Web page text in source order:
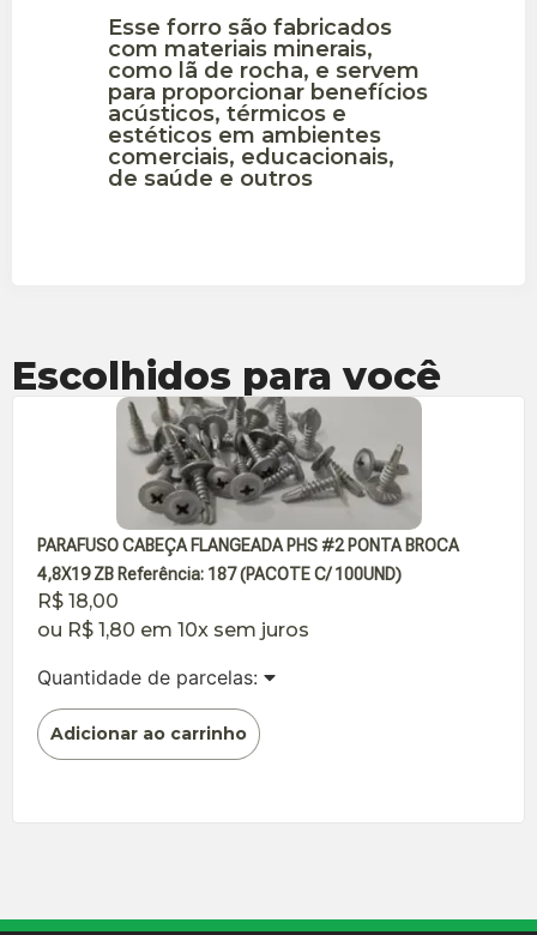
Esse forro são fabricados
com materiais minerais,
como lã de rocha, e servem
para proporcionar benefícios
acústicos, térmicos e
estéticos em ambientes
comerciais, educacionais,
de saúde e outros
Escolhidos para você
PARAFUSO CABEÇA FLANGEADA PHS #2 PONTA BROCA
4,8X19 ZB Referência: 187 (PACOTE C/ 100UND)
R$ 18,00
ou R$ 1,80 em 10x sem juros
Quantidade de parcelas:
Adicionar ao carrinho